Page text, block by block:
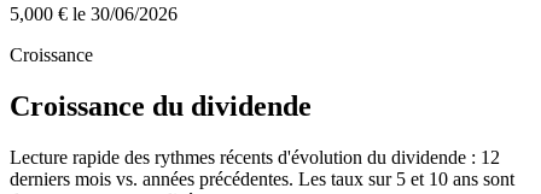
5,000 € le 30/06/2026
Croissance
Croissance du dividende
Lecture rapide des rythmes récents d'évolution du dividende : 12
derniers mois vs. années précédentes. Les taux sur 5 et 10 ans sont